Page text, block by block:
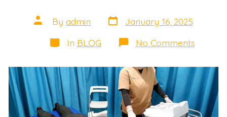
Post
author
By admin Post
date
January 16, 2025
Categories
In BLOG No Commentson
Tips
Sakit
Akibat
Terlalu
Lama
Duduk